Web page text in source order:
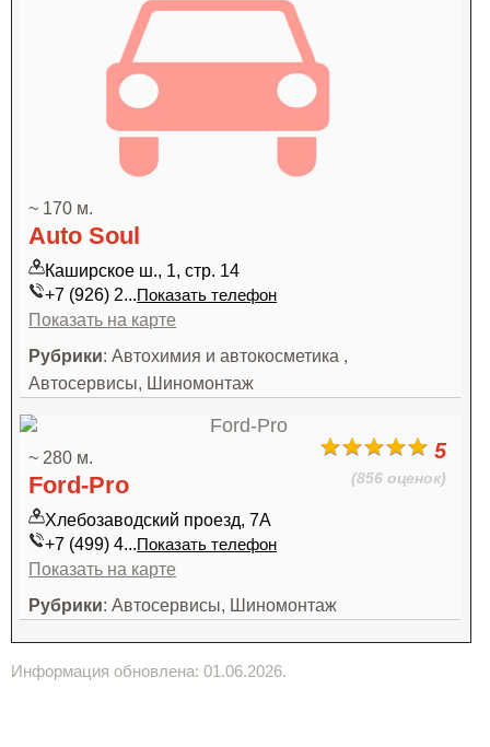
~ 170 м.
Auto Soul
Каширское ш., 1, стр. 14
+7 (926) 2...Показать телефон
Показать на карте
Рубрики: Автохимия и автокосметика ,
Автосервисы, Шиномонтаж
5
(856 оценок)
~ 280 м.
Ford-Pro
Хлебозаводский проезд, 7А
+7 (499) 4...Показать телефон
Показать на карте
Рубрики: Автосервисы, Шиномонтаж
Информация обновлена: 01.06.2026.